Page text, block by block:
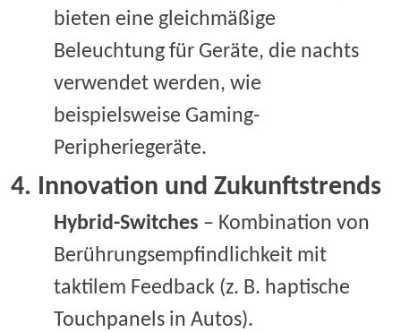
bieten eine gleichmäßige
Beleuchtung für Geräte, die nachts
verwendet werden, wie
beispielsweise Gaming-
Peripheriegeräte.
4. Innovation und Zukunftstrends
Hybrid-Switches – Kombination von
Berührungsempfindlichkeit mit
taktilem Feedback (z. B. haptische
Touchpanels in Autos).